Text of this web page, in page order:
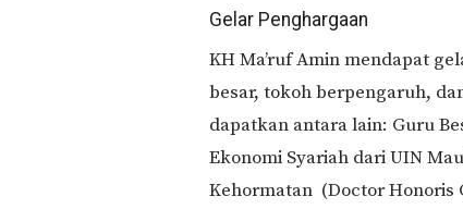
Gelar Penghargaan
KH Ma’ruf Amin mendapat
besar, tokoh berpengaruh,
dapatkan antara lain: Guru
Ekonomi Syariah dari UIN
Kehormatan (Doctor Honoris